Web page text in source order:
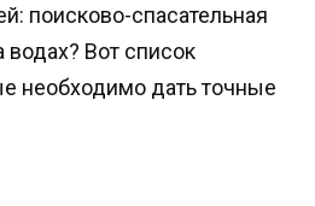
поисково-спасательная
водах? Вот список
необходимо дать точные